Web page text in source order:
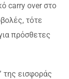
carry over στο
τότε
πρόσθετες
της εισφοράς